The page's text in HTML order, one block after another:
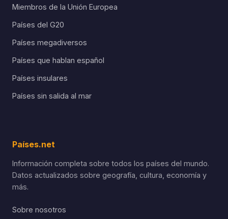
Miembros de la Unión Europea
Países del G20
Países megadiversos
Países que hablan español
Países insulares
Países sin salida al mar
Países.net
Información completa sobre todos los países del mundo.
Datos actualizados sobre geografía, cultura, economía y
más.
Sobre nosotros